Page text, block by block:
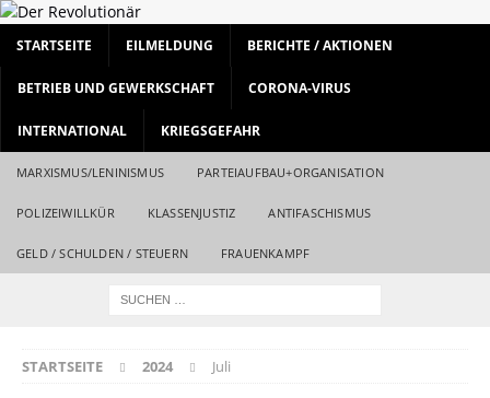
STARTSEITE EILMELDUNG BERICHTE / AKTIONEN
BETRIEB UND GEWERKSCHAFT CORONA-VIRUS
INTERNATIONAL KRIEGSGEFAHR
MARXISMUS/LENINISMUS PARTEIAUFBAU+ORGANISATION
POLIZEIWILLKÜR KLASSENJUSTIZ ANTIFASCHISMUS
GELD / SCHULDEN / STEUERN FRAUENKAMPF
STARTSEITE 2024 Juli